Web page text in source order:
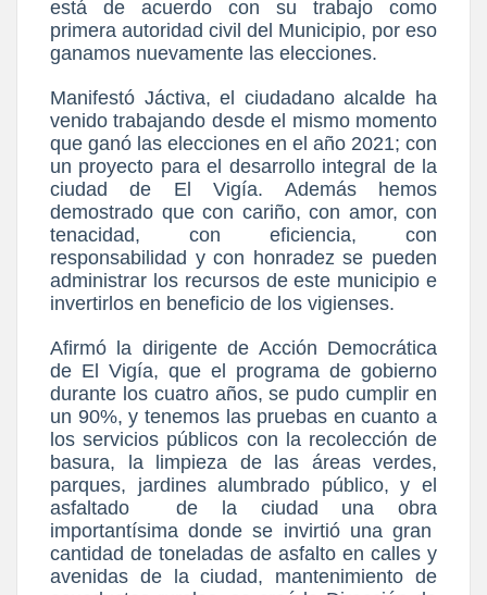
está de acuerdo con su trabajo como
primera autoridad civil del Municipio, por eso
ganamos nuevamente las elecciones.
Manifestó Jáctiva, el ciudadano alcalde ha
venido trabajando desde el mismo momento
que ganó las elecciones en el año 2021; con
un proyecto para el desarrollo integral de la
ciudad de El Vigía. Además hemos
demostrado que con cariño, con amor, con
tenacidad, con eficiencia, con
responsabilidad y con honradez se pueden
administrar los recursos de este municipio e
invertirlos en beneficio de los vigienses.
Afirmó la dirigente de Acción Democrática
de El Vigía, que el programa de gobierno
durante los cuatro años, se pudo cumplir en
un 90%, y tenemos las pruebas en cuanto a
los servicios públicos con la recolección de
basura, la limpieza de las áreas verdes,
parques, jardines alumbrado público, y el
asfaltado
de la ciudad una obra
importantísima donde se invirtió una gran
cantidad de toneladas de asfalto en calles y
avenidas de la ciudad, mantenimiento de